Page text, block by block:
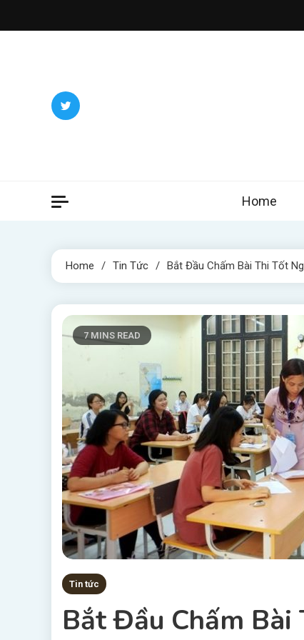
to
Home
Home Tin Tức Bắt Đầu Chấm Bài Thi Tốt
7 MINS READ
Tin tức
Bắt Đầu Chấm